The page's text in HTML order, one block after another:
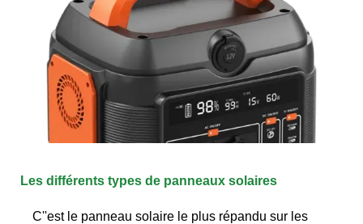
Les différents types de panneaux solaires
C''est le panneau solaire le plus répandu sur les